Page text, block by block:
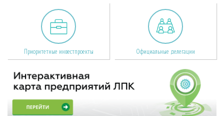
Приоритетные инвестпроекты Официальные делегации